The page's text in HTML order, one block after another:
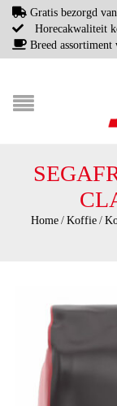
Gratis bezorgd
Horecakwaliteit
Breed
Home / Koffie /